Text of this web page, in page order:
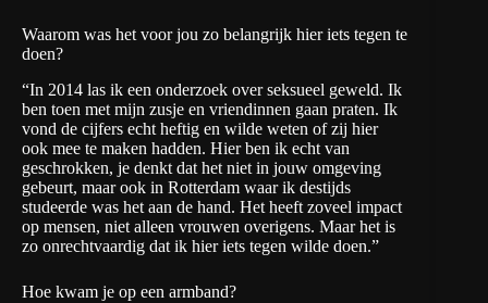
Waarom was het voor jou zo belangrijk hier iets tegen te
doen?
“In 2014 las ik een onderzoek over seksueel geweld. Ik
ben toen met mijn zusje en vriendinnen gaan praten. Ik
vond de cijfers echt heftig en wilde weten of zij hier
ook mee te maken hadden. Hier ben ik echt van
geschrokken, je denkt dat het niet in jouw omgeving
gebeurt, maar ook in Rotterdam waar ik destijds
studeerde was het aan de hand. Het heeft zoveel impact
op mensen, niet alleen vrouwen overigens. Maar het is
zo onrechtvaardig dat ik hier iets tegen wilde doen.”
Hoe kwam je op een armband?